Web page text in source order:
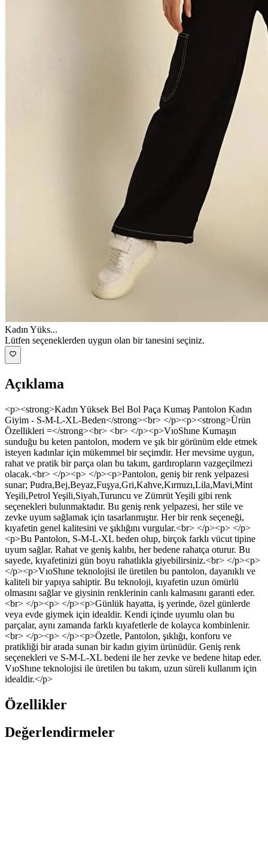
Kadın Yüks...
Lütfen seçeneklerden uygun olan bir tanesini seçiniz.
Açıklama
<p><strong>Kadın Yüksek Bel Bol Paça Kumaş Pantolon Kadın
Giyim - S-M-L-XL-Beden</strong><br> </p><p><strong>Ürün
Özellikleri =</strong><br> <br> </p><p>VıoShıne Kumaşın
sunduğu bu keten pantolon, modern ve şık bir görünüm elde etmek
isteyen kadınlar için mükemmel bir seçimdir. Her mevsime uygun,
rahat ve pratik bir parça olan bu takım, gardıropların vazgeçilmezi
olacak.<br> </p><p> </p><p>Pantolon, geniş bir renk yelpazesi
sunar; Pudra,Bej,Beyaz,Fuşya,Gri,Kahve,Kırmızı,Lila,Mavi,Mint
Yeşili,Petrol Yeşili,Siyah,Turuncu ve Zümrüt Yeşili gibi renk
seçenekleri bulunmaktadır. Bu geniş renk yelpazesi, her stile ve
zevke uyum sağlamak için tasarlanmıştır. Her bir renk seçeneği,
kıyafetin genel kalitesini ve şıklığını vurgular.<br> </p><p> </p>
<p>Bu Pantolon, S-M-L-XL beden olup, birçok farklı vücut tipine
uyum sağlar. Rahat ve geniş kalıbı, her bedene rahatça oturur. Bu
sayede, kıyafetinizi gün boyu rahatlıkla giyebilirsiniz.<br> </p><p>
</p><p>VıoShıne teknolojisi ile üretilen bu pantolon, dayanıklı ve
kaliteli bir yapıya sahiptir. Bu teknoloji, kıyafetin uzun ömürlü
olmasını sağlar ve giysinin renklerinin canlı kalmasını garanti eder.
<br> </p><p> </p><p>Günlük hayatta, iş yerinde, özel günlerde
veya evde giymek için idealdir. Kendi içinde uyumlu olan bu
parçalar, aynı zamanda farklı kıyafetlerle de kolayca kombinlenir.
<br> </p><p> </p><p>Özetle, Pantolon, şıklığı, konforu ve
pratikliği bir arada sunan bir kadın giyim ürünüdür. Geniş renk
seçenekleri ve S-M-L-XL bedeni ile her zevke ve bedene hitap eder.
VıoShıne teknolojisi ile üretilen bu takım, uzun süreli kullanım için
idealdir.</p>
Özellikler
Değerlendirmeler